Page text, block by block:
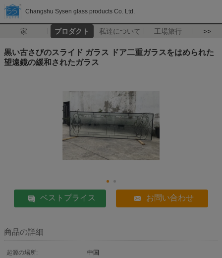
Changshu Sysen glass products Co. Ltd.
家 プロダクト 私達について 工場旅行 >>
黒い古さびのスライド ガラス ドア二重ガラスをはめられた
望遠鏡の緩和されたガラス
ベストプライス お問い合わせ
商品の詳細
起源の場所:
中国